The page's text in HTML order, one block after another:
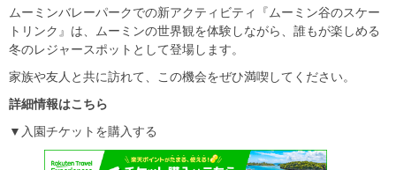
ムーミンバレーパークでの新アクティビティ『ムーミン谷のスケー
トリンク』は、ムーミンの世界観を体験しながら、誰もが楽しめる
冬のレジャースポットとして登場します。
家族や友人と共に訪れて、この機会をぜひ満喫してください。
詳細情報はこちら
▼入園チケットを購入する